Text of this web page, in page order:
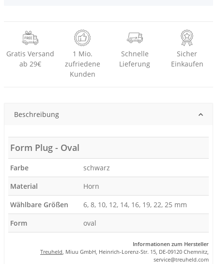
Gratis Versand
ab 29€
1 Mio.
zufriedene
Kunden
Schnelle
Lieferung
Sicher
Einkaufen
Beschreibung
Form Plug - Oval
Farbe
schwarz
Material
Horn
Wählbare Größen
6, 8, 10, 12, 14, 16, 19, 22, 25 mm
Form
oval
Informationen zum Hersteller
Treuheld, Miuu GmbH, Heinrich-Lorenz-Str. 15, DE-09120 Chemnitz,
service@treuheld.com